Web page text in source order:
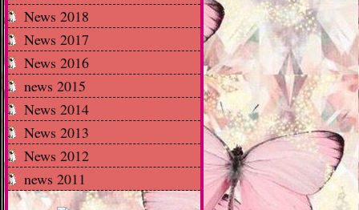
News 2018
News 2017
News 2016
news 2015
News 2014
News 2013
News 2012
news 2011